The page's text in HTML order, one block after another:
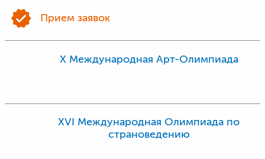
Прием заявок
X Международная Арт-Олимпиада
XVI Международная Олимпиада по
страноведению